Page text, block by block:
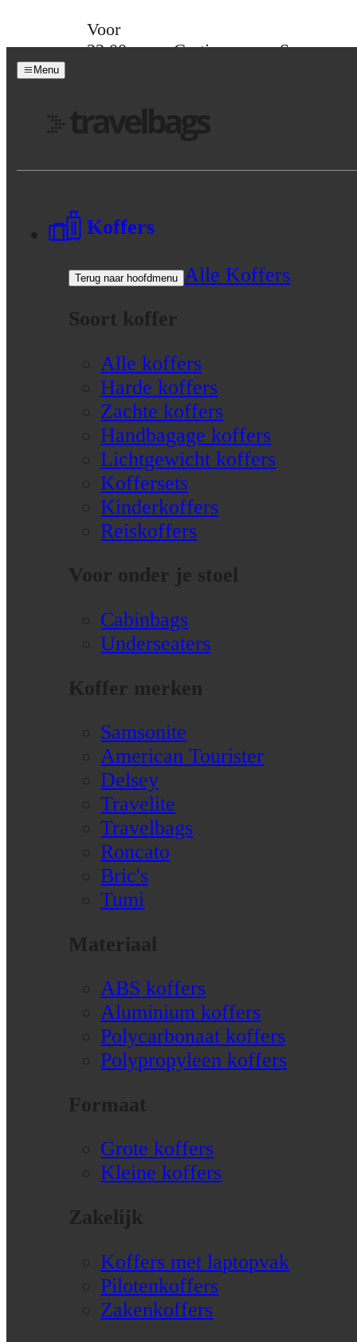
Voor
23:00
Gratis
Spaar
Menu
Koffers
Terug naar hoofdmenu
Alle Koffers
Soort koffer
Alle koffers
Harde koffers
Zachte koffers
Handbagage koffers
Lichtgewicht koffers
Koffersets
Kinderkoffers
Reiskoffers
Voor onder je stoel
Cabinbags
Underseaters
Koffer merken
Samsonite
American Tourister
Delsey
Travelite
Travelbags
Roncato
Bric's
Tumi
Materiaal
ABS koffers
Aluminium koffers
Polycarbonaat koffers
Polypropyleen koffers
Formaat
Grote koffers
Kleine koffers
Zakelijk
Koffers met laptopvak
Pilotenkoffers
Zakenkoffers